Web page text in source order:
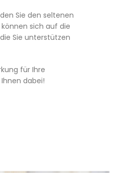
Sie den seltenen
sich auf die
Sie unterstützen
für Ihre
dabei!